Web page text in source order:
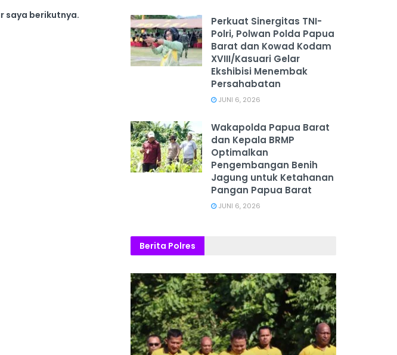
saya berikutnya.
‎Perkuat Sinergitas TNI-
Polri, Polwan Polda Papua
Barat dan Kowad Kodam
XVIII/Kasuari Gelar
Ekshibisi Menembak
Persahabatan
JUNI 6, 2026
Wakapolda Papua Barat
dan Kepala BRMP
Optimalkan
Pengembangan Benih
Jagung untuk Ketahanan
Pangan Papua Barat
JUNI 6, 2026
Berita Polres